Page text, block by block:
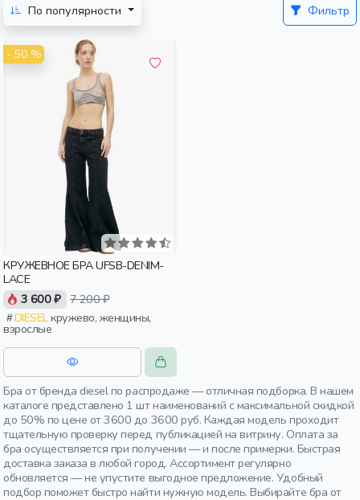
По популярности
Фильтр
- 50 %
КРУЖЕВНОЕ БРА UFSB-DENIM-
LACE
3 600 ₽ 7 200 ₽
DIESELкружево, женщины,
взрослые
Бра от бренда diesel по распродаже — отличная подборка. В нашем
каталоге представлено 1 шт наименований с максимальной скидкой
до 50% по цене от 3600 до 3600 руб. Каждая модель проходит
тщательную проверку перед публикацией на витрину. Оплата за
бра осуществляется при получении — и после примерки. Быстрая
доставка заказа в любой город. Ассортимент регулярно
обновляется — не упустите выгодное предложение. Удобный
подбор поможет быстро найти нужную модель. Выбирайте бра от